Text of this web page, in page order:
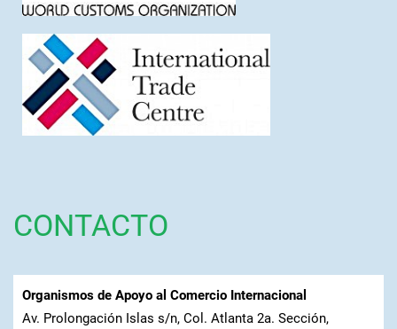
CONTACTO
Organismos de Apoyo al Comercio Internacional
Av. Prolongación Islas s/n, Col. Atlanta 2a. Sección,